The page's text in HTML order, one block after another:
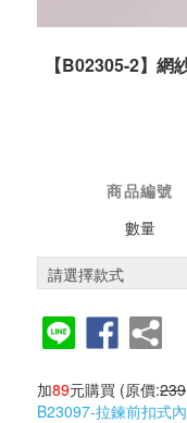
【B02305-2】網
商品編號
數量
加89元購買 (原價:239
B23097-拉鍊前扣式